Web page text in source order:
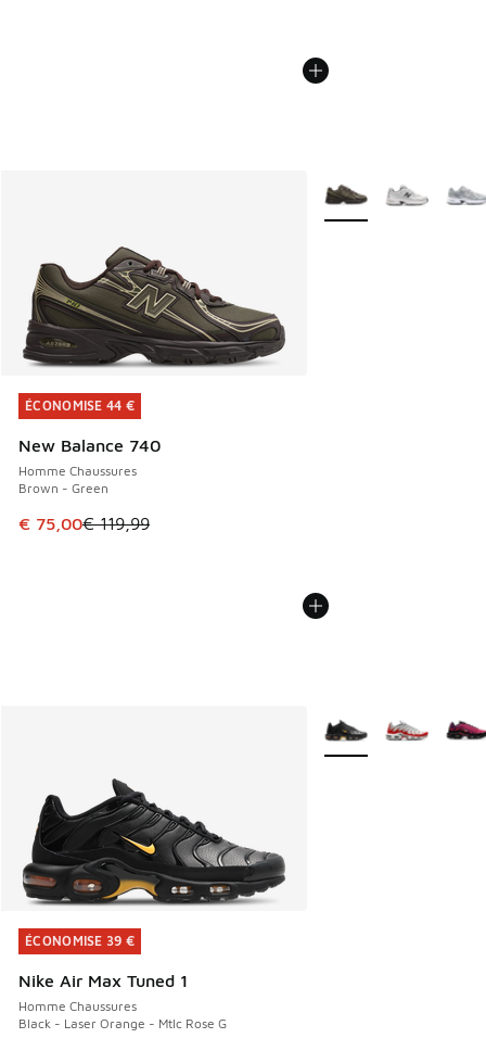
ÉCONOMISE 44 €
New Balance 740
Homme Chaussures
Brown - Green
Cet article est en promotion. Prix en baisse de € 119,99 à
€ 75,00€ 119,99
ÉCONOMISE 44 €
Plus de couleurs
ÉCONOMISE 39 €
Nike Air Max Tuned 1
Homme Chaussures
Black - Laser Orange - Mtlc Rose G
ÉCONOMISE 39 €
Plus de couleurs